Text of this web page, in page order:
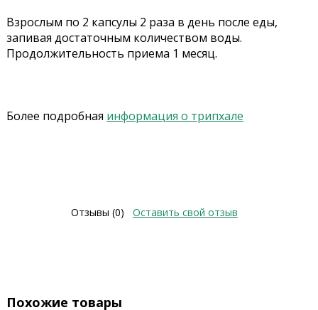
Взрослым по 2 капсулы 2 раза в день после еды,
запивая достаточным количеством воды.
Продолжительность приема 1 месяц.
Более подробная информация о трипхале
Отзывы (0) Оставить свой отзыв
Похожие товары